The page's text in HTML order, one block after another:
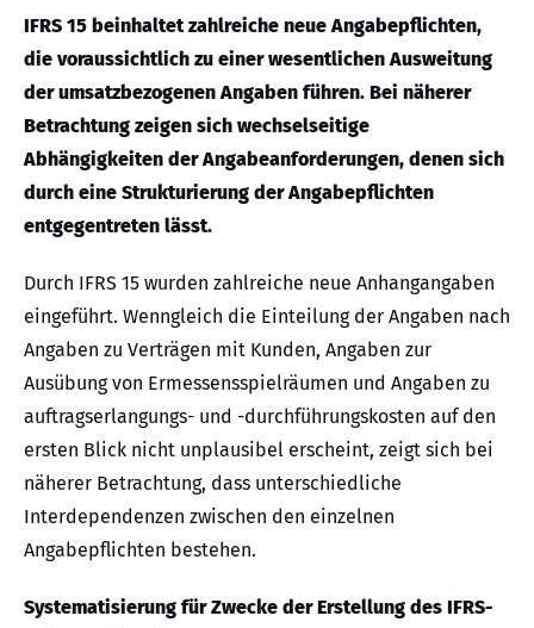
IFRS 15 beinhaltet zahlreiche neue Angabepflichten,
die voraussichtlich zu einer wesentlichen Ausweitung
der umsatzbezogenen Angaben führen. Bei näherer
Betrachtung zeigen sich wechselseitige
Abhängigkeiten der Angabeanforderungen, denen sich
durch eine Strukturierung der Angabepflichten
entgegentreten lässt.
Durch IFRS 15 wurden zahlreiche neue Anhangangaben
eingeführt. Wenngleich die Einteilung der Angaben nach
Angaben zu Verträgen mit Kunden, Angaben zur
Ausübung von Ermessensspielräumen und Angaben zu
auftragserlangungs- und -durchführungskosten auf den
ersten Blick nicht unplausibel erscheint, zeigt sich bei
näherer Betrachtung, dass unterschiedliche
Interdependenzen zwischen den einzelnen
Angabepflichten bestehen.
Systematisierung für Zwecke der Erstellung des IFRS-